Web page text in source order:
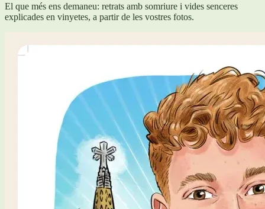
El que més ens demaneu: retrats amb somriure i vides senceres
explicades en vinyetes, a partir de les vostres fotos.